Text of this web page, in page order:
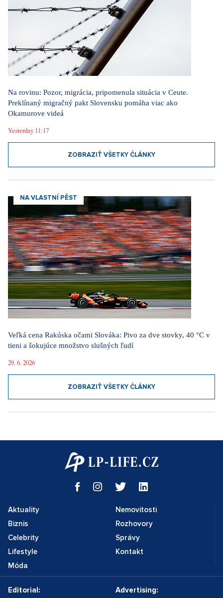
Na rovinu: Pozor, migrácia, pripomenula situácia v Ceute.
Preklínaný migračný pakt Slovensku pomáha viac ako
Okamurove videá
Yesterday 11:17
ZOBRAZIŤ VŠETKY ČLÁNKY
NA VLASTNÍ PĚST
Veľká cena Rakúska očami Slováka: Pivo za dve stovky, 40 °C v
tieni a šokujúce množstvo slušných ľudí
29. 6. 2026
ZOBRAZIŤ VŠETKY ČLÁNKY
Aktuality
Biznis
Celebrity
Lifestyle
Móda
Nemovitosti
Rozhovory
Správy
Kontakt
Editorial:
Advertising: